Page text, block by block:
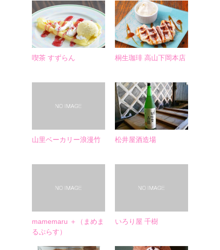
喫茶 すずらん 桐生珈琲 高山下岡本店
山里ベーカリー浪漫竹 松井屋酒造場
mamemaru ＋（まめま
るぷらす）
いろり屋 千樹